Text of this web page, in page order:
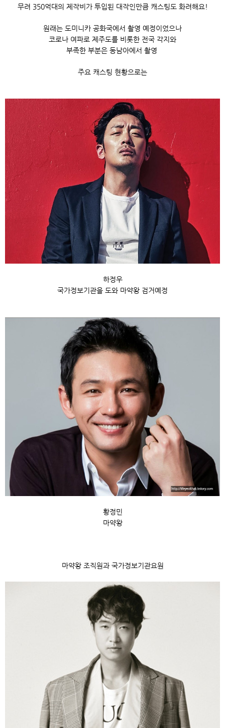
무려 350억대의 제작비가 투입된 대작인만큼 캐스팅도 화려해요!
원래는 도미니카 공화국에서 촬영 예정이었으나
코로나 여파로 제주도를 비롯한 전국 각지와
부족한 부분은 동남아에서 촬영
주요 캐스팅 현황으로는
하정우
국가정보기관을 도와 마약왕 검거예정
황정민
마약왕
마약왕 조직원과 국가정보기관요원